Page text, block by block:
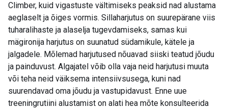
Climber, kuid vigastuste vältimiseks peaksid nad alustama
aeglaselt ja õiges vormis. Sillaharjutus on suurepärane viis
tuharalihaste ja alaselja tugevdamiseks, samas kui
mägironija harjutus on suunatud südamikule, kätele ja
jalgadele. Mõlemad harjutused nõuavad siiski teatud jõudu
ja painduvust. Algajatel võib olla vaja neid harjutusi muuta
või teha neid väiksema intensiivsusega, kuni nad
suurendavad oma jõudu ja vastupidavust. Enne uue
treeningrutiini alustamist on alati hea mõte konsulteerida